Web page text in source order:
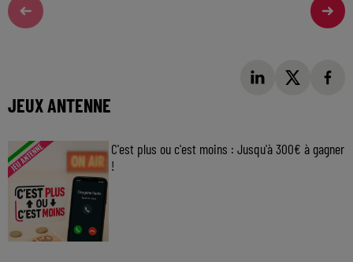
JEUX ANTENNE
C'est plus ou c'est moins : Jusqu'à 300€ à gagner
!